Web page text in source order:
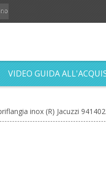
VIDEO GUIDA
inox (R) Jacuzzi